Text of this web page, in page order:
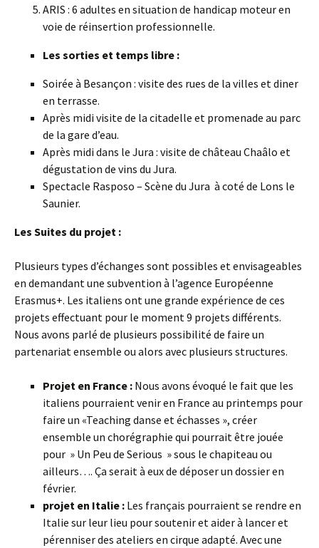
ARIS : 6 adultes en situation de handicap moteur en
voie de réinsertion professionnelle.
Les sorties et temps libre :
Soirée à Besançon : visite des rues de la villes et diner
en terrasse.
Après midi visite de la citadelle et promenade au parc
de la gare d’eau.
Après midi dans le Jura : visite de château Chaâlo et
dégustation de vins du Jura.
Spectacle Rasposo – Scène du Jura à coté de Lons le
Saunier.
Les Suites du projet :
Plusieurs types d’échanges sont possibles et envisageables
en demandant une subvention à l’agence Européenne
Erasmus+. Les italiens ont une grande expérience de ces
projets effectuant pour le moment 9 projets différents.
Nous avons parlé de plusieurs possibilité de faire un
partenariat ensemble ou alors avec plusieurs structures.
Projet en France : Nous avons évoqué le fait que les
italiens pourraient venir en France au printemps pour
faire un «Teaching danse et échasses », créer
ensemble un chorégraphie qui pourrait être jouée
pour » Un Peu de Serious » sous le chapiteau ou
ailleurs…. Ça serait à eux de déposer un dossier en
février.
projet en Italie : Les français pourraient se rendre en
Italie sur leur lieu pour soutenir et aider à lancer et
pérenniser des ateliers en cirque adapté. Avec une